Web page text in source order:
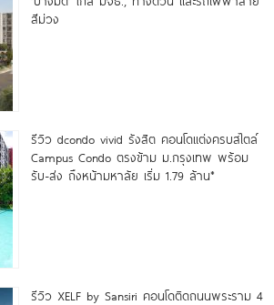
สีม่วง
รีวิว dcondo vivid รังสิต คอนโดแต่งครบสไตล์
Campus Condo ตรงข้าม ม.กรุงเทพ พร้อม
รับ-ส่ง ถึงหน้ามหาลัย เริ่ม 1.79 ล้าน*
รีวิว XELF by Sansiri คอนโดติดถนนพระราม 4